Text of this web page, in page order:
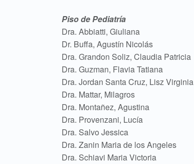
Piso de Pediatría
Dra. Abbiatti, Giuliana
Dr. Buffa, Agustín Nicolás
Dra. Grandon Soliz, Claudia Patricia
Dra. Guzman, Flavia Tatiana
Dra. Jordan Santa Cruz, Lisz Virginia
Dra. Mattar, Milagros
Dra. Montañez, Agustina
Dra. Provenzani, Lucía
Dra. Salvo Jessica
Dra. Zanin Maria de los Angeles
Dra. Schiavi Maria Victoria